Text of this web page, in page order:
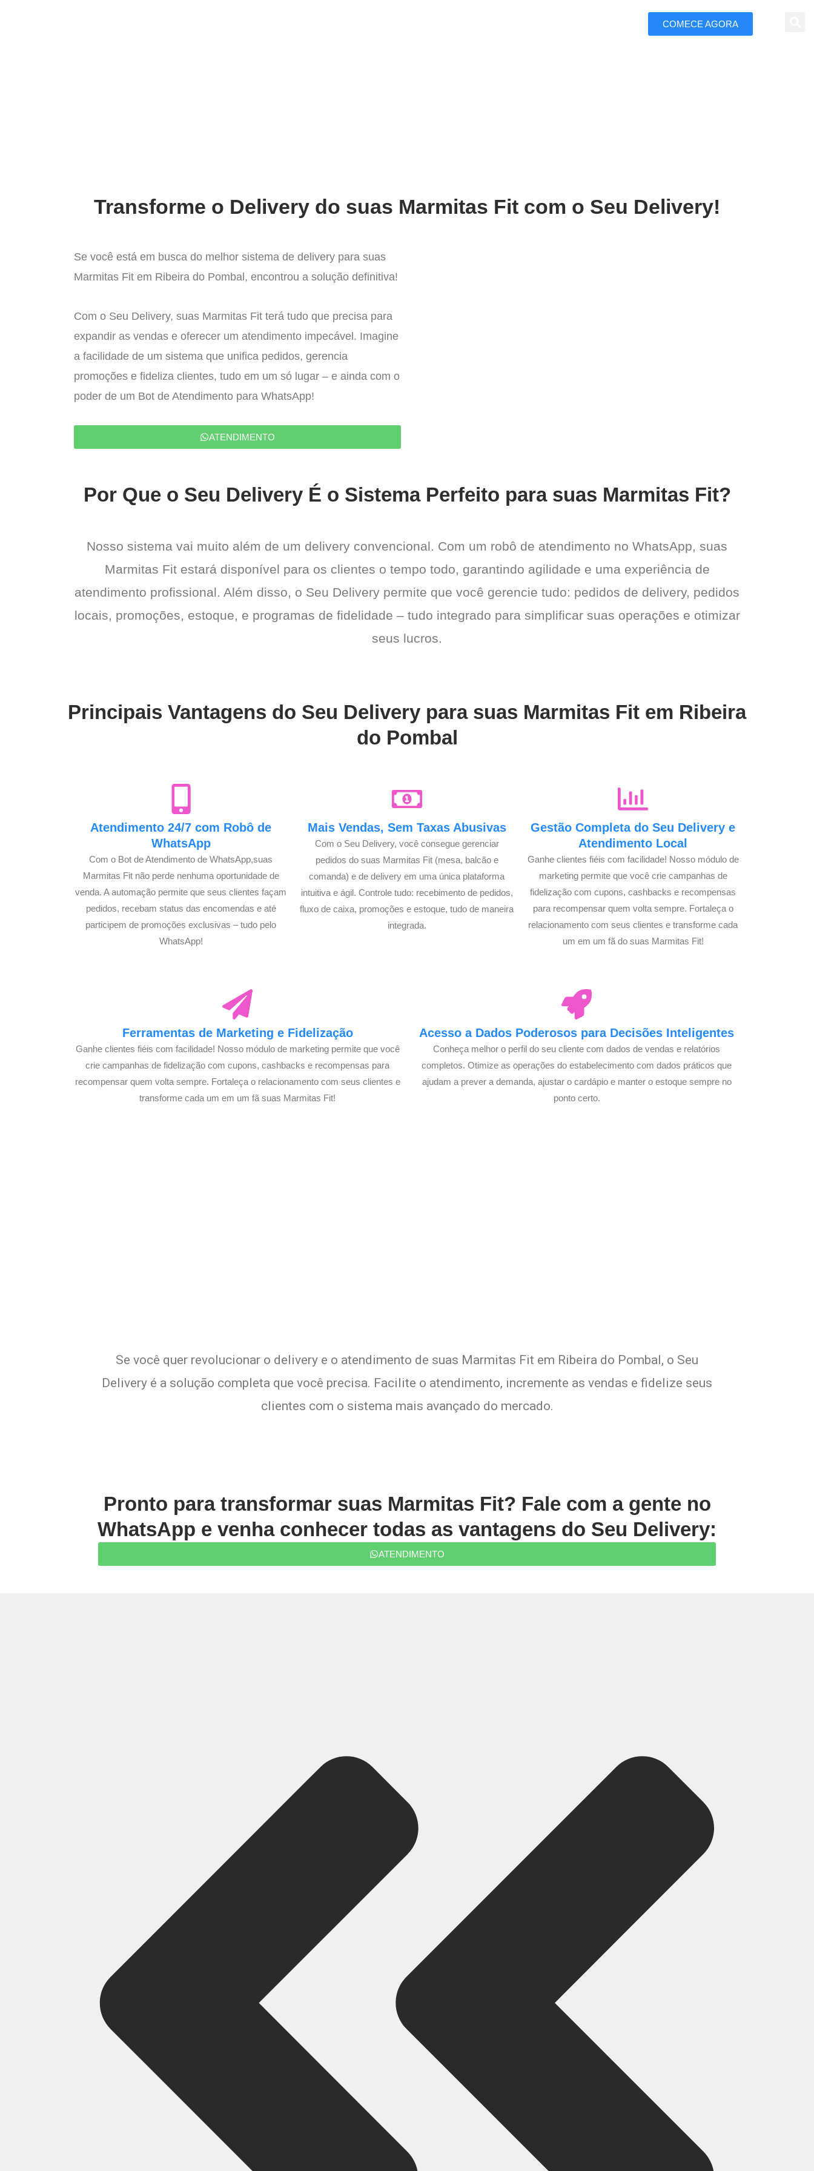
COMECE AGORA
Transforme o Delivery do suas Marmitas Fit com o Seu Delivery!
Se você está em busca do melhor sistema de delivery para suas
Marmitas Fit em Ribeira do Pombal, encontrou a solução definitiva!
Com o Seu Delivery, suas Marmitas Fit terá tudo que precisa para
expandir as vendas e oferecer um atendimento impecável. Imagine
a facilidade de um sistema que unifica pedidos, gerencia
promoções e fideliza clientes, tudo em um só lugar – e ainda com o
poder de um Bot de Atendimento para WhatsApp!
ATENDIMENTO
Por Que o Seu Delivery É o Sistema Perfeito para suas Marmitas Fit?
Nosso sistema vai muito além de um delivery convencional. Com um robô de atendimento no WhatsApp, suas
Marmitas Fit estará disponível para os clientes o tempo todo, garantindo agilidade e uma experiência de
atendimento profissional. Além disso, o Seu Delivery permite que você gerencie tudo: pedidos de delivery, pedidos
locais, promoções, estoque, e programas de fidelidade – tudo integrado para simplificar suas operações e otimizar
seus lucros.
Principais Vantagens do Seu Delivery para suas Marmitas Fit em Ribeira
do Pombal
Atendimento 24/7 com Robô de
WhatsApp
Com o Bot de Atendimento de WhatsApp,suas
Marmitas Fit não perde nenhuma oportunidade de
venda. A automação permite que seus clientes façam
pedidos, recebam status das encomendas e até
participem de promoções exclusivas – tudo pelo
WhatsApp!
Mais Vendas, Sem Taxas Abusivas
Com o Seu Delivery, você consegue gerenciar
pedidos do suas Marmitas Fit (mesa, balcão e
comanda) e de delivery em uma única plataforma
intuitiva e ágil. Controle tudo: recebimento de pedidos,
fluxo de caixa, promoções e estoque, tudo de maneira
integrada.
Gestão Completa do Seu Delivery e
Atendimento Local
Ganhe clientes fiéis com facilidade! Nosso módulo de
marketing permite que você crie campanhas de
fidelização com cupons, cashbacks e recompensas
para recompensar quem volta sempre. Fortaleça o
relacionamento com seus clientes e transforme cada
um em um fã do suas Marmitas Fit!
Ferramentas de Marketing e Fidelização
Ganhe clientes fiéis com facilidade! Nosso módulo de marketing permite que você
crie campanhas de fidelização com cupons, cashbacks e recompensas para
recompensar quem volta sempre. Fortaleça o relacionamento com seus clientes e
transforme cada um em um fã suas Marmitas Fit!
Acesso a Dados Poderosos para Decisões Inteligentes
Conheça melhor o perfil do seu cliente com dados de vendas e relatórios
completos. Otimize as operações do estabelecimento com dados práticos que
ajudam a prever a demanda, ajustar o cardápio e manter o estoque sempre no
ponto certo.
Se você quer revolucionar o delivery e o atendimento de suas Marmitas Fit em Ribeira do Pombal, o Seu
Delivery é a solução completa que você precisa. Facilite o atendimento, incremente as vendas e fidelize seus
clientes com o sistema mais avançado do mercado.
Pronto para transformar suas Marmitas Fit? Fale com a gente no
WhatsApp e venha conhecer todas as vantagens do Seu Delivery:
ATENDIMENTO